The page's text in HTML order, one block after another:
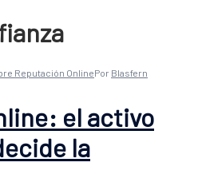
Reputación OnlinePor Blasfern
el activo
la